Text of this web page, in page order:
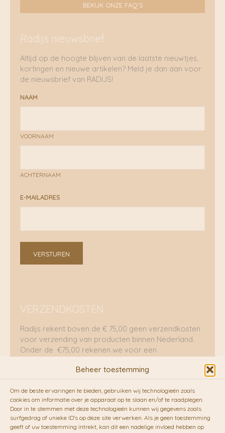
Beheer toestemming
Om de beste ervaringen te bieden, gebruiken wij technologieën zoals
cookies om informatie over je apparaat op te slaan en/of te raadplegen.
Door in te stemmen met deze technologieën kunnen wij gegevens zoals
surfgedrag of unieke ID's op deze site verwerken. Als je geen toestemming
geeft of uw toestemming intrekt, kan dit een nadelige invloed hebben op
BEKIJK ONZE FAQ'S
Radijs nieuwsbrief
Altijd op de hoogte blijven van de laatste nieuwtjes,
kortingen en nieuwe artikelen? Meld je dan aan voor
de nieuwsbrief van RADIJS!
NAAM
VOORNAAM
ACHTERNAAM
E-MAILADRES
VERSTUREN
VERZENDKOSTEN
Radijs rekent boven de € 75,00 geen verzendkosten
voor verzending van producten binnen Nederland.
Onder de €75,00 rekenen we voor een
RADIJS werkt samen met de duurzame bezorgdienst
vanFietskoeriers.nl. Pakketten (mits voorradig) voor
10.00 uur besteld op een doordeweekse dag,